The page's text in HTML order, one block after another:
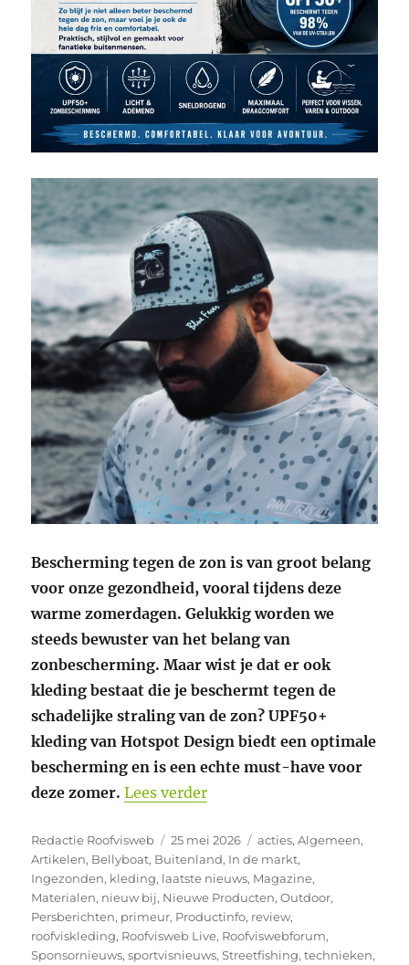
Bescherming tegen de zon is van groot belang
voor onze gezondheid, vooral tijdens deze
warme zomerdagen. Gelukkig worden we
steeds bewuster van het belang van
zonbescherming. Maar wist je dat er ook
kleding bestaat die je beschermt tegen de
schadelijke straling van de zon? UPF50+
kleding van Hotspot Design biedt een optimale
bescherming en is een echte must-have voor
deze zomer. Lees verder“UPF50+ kleding van
Auteur
Redactie Roofvisweb
Geplaatst
op
25 mei 2026 Categorieën
acties,Algemeen,
Artikelen, Bellyboat, Buitenland, In de markt,
Ingezonden, kleding, laatste nieuws, Magazine,
Materialen, nieuw bij, Nieuwe Producten,Outdoor,
Persberichten, primeur, Productinfo, review,
roofviskleding, Roofvisweb Live, Roofviswebforum,
Sponsornieuws,sportvisnieuws,Streetfishing,technieken,